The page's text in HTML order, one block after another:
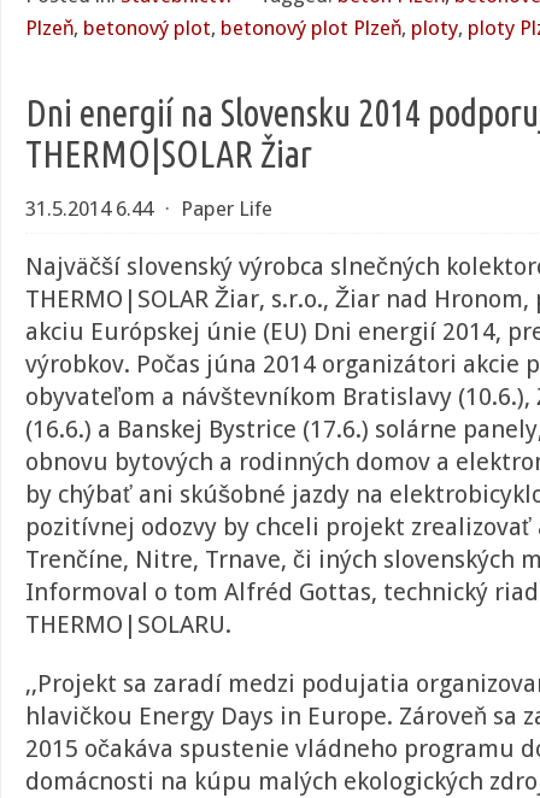
Plzeň, betonový plot, betonový plot Plzeň, ploty, ploty
Dni energií na Slovensku 2014
THERMO|SOLAR Žiar
31.5.2014 6.44 ⋅ Paper Life
Najväčší slovenský výrobca slnečných
THERMO|SOLAR Žiar, s.r.o., Žiar nad
akciu Európskej únie (EU) Dni energií 2014,
výrobkov. Počas júna 2014 organizátori akcie
obyvateľom a návštevníkom Bratislavy (10.6.),
(16.6.) a Banskej Bystrice (17.6.) solárne
obnovu bytových a rodinných domov a
by chýbať ani skúšobné jazdy na
pozitívnej odozvy by chceli projekt zrealizovať
Trenčíne, Nitre, Trnave, či iných slovenských
Informoval o tom Alfréd Gottas, technický
THERMO|SOLARU.
,,Projekt sa zaradí medzi podujatia
hlavičkou Energy Days in Europe. Zároveň sa
2015 očakáva spustenie vládneho programu
domácnosti na kúpu malých ekologických